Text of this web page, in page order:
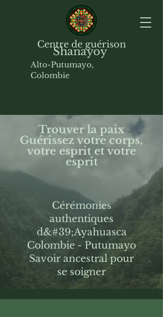
Centre de guérison
Shanayoy
Alto-Putumayo,
Colombie
Trouver la paix
Guérissez votre corps,
votre esprit et votre
esprit
Cérémonies
authentiques
d&#39;Ayahuasca
Colombie - Putumayo
Savoir ancestral pour
se soigner